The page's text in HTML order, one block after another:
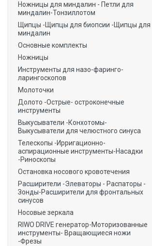
Ножницы для миндалин - Петли для
миндалин-Тонзиллотом
Щипцы -Щипцы для биопсии -Щипцы для
миндалин
Основные комплекты
Ножницы
Инструменты для назо-фаринго-
ларингоскопов
Молоточки
Долото -Острые- остроконечные
инструменты
Выкусыватели -Конхотомы-
Выкусыватели для челюстного синуса
Телескопы -Ирригационно-
аспирационные инструменты-Насадки
-Риноскопы
Остановка носового кровотечения
Расширители -Элеваторы - Распаторы -
Зонды-Расширители для фронтальных
синусов
Носовые зеркала
RIWO DRIVE генератор-Моторизованные
инструменты- Вращающиеся ножи
-Фрезы